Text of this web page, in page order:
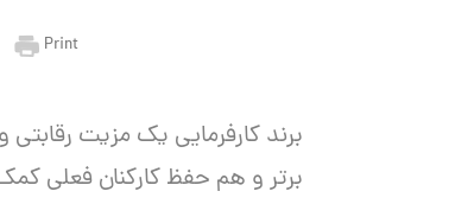
Print
برند کارفرمایی یک مزیت
برتر و هم حفظ کارکنان فعلی